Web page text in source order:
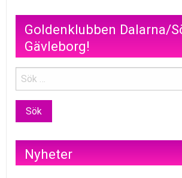
Goldenklubben Dalarna/
Gävleborg!
Nyheter